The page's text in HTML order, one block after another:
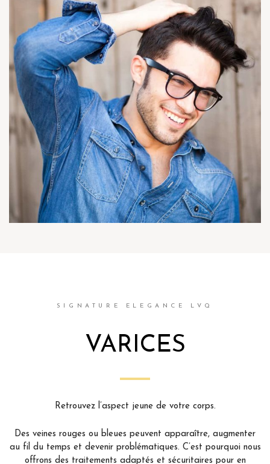
SIGNATURE ELEGANCE LVQ
VARICES
Retrouvez l’aspect jeune de votre corps.
Des veines rouges ou bleues peuvent apparaître, augmenter
au fil du temps et devenir problématiques. C’est pourquoi nous
offrons des traitements adaptés et sécuritaires pour en